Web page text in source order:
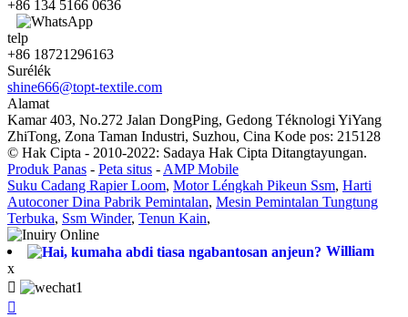
+86 134 5166 0636
telp
+86 18721296163
Surélék
shine666@topt-textile.com
Alamat
Kamar 403, No.272 Jalan DongPing, Gedong Téknologi YiYang
ZhiTong, Zona Taman Industri, Suzhou, Cina Kode pos: 215128
© Hak Cipta - 2010-2022: Sadaya Hak Cipta Ditangtayungan.
Produk Panas - Peta situs - AMP Mobile
Suku Cadang Rapier Loom, Motor Léngkah Pikeun Ssm, Harti
Autoconer Dina Pabrik Pemintalan, Mesin Pemintalan Tungtung
Terbuka, Ssm Winder, Tenun Kain,
William
x

